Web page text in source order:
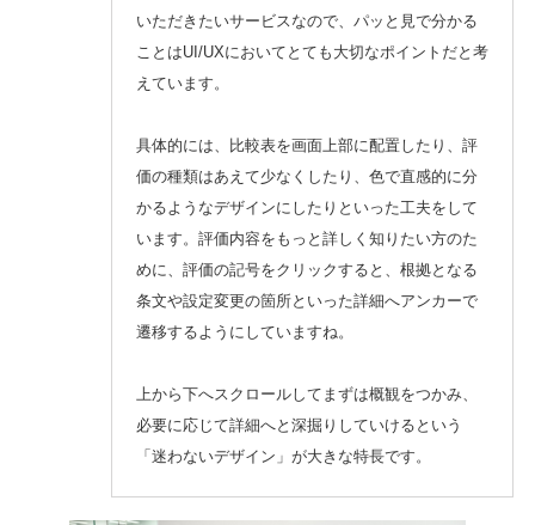
いただきたいサービスなので、パッと見で分かる
ことはUI/UXにおいてとても大切なポイントだと考
えています。
具体的には、比較表を画面上部に配置したり、評
価の種類はあえて少なくしたり、色で直感的に分
かるようなデザインにしたりといった工夫をして
います。評価内容をもっと詳しく知りたい方のた
めに、評価の記号をクリックすると、根拠となる
条文や設定変更の箇所といった詳細へアンカーで
遷移するようにしていますね。
上から下へスクロールしてまずは概観をつかみ、
必要に応じて詳細へと深掘りしていけるという
「迷わないデザイン」が大きな特長です。